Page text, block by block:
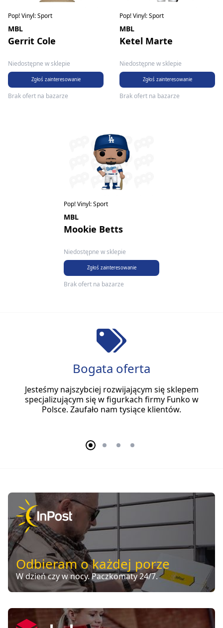
Pop! Vinyl: Sport
MBL
Gerrit Cole
Niedostępne w sklepie
Zgłoś zainteresowanie
Brak ofert na bazarze
Pop! Vinyl: Sport
MBL
Ketel Marte
Niedostępne w sklepie
Zgłoś zainteresowanie
Brak ofert na bazarze
Pop! Vinyl: Sport
MBL
Mookie Betts
Niedostępne w sklepie
Zgłoś zainteresowanie
Brak ofert na bazarze
Bogata oferta
Jesteśmy najszybciej rozwijającym się sklepem
specjalizującym się w figurkach firmy Funko w
Polsce. Zaufało nam tysiące klientów.
Odbieram o każdej porze
W dzień czy w nocy. Paczkomaty 24/7.